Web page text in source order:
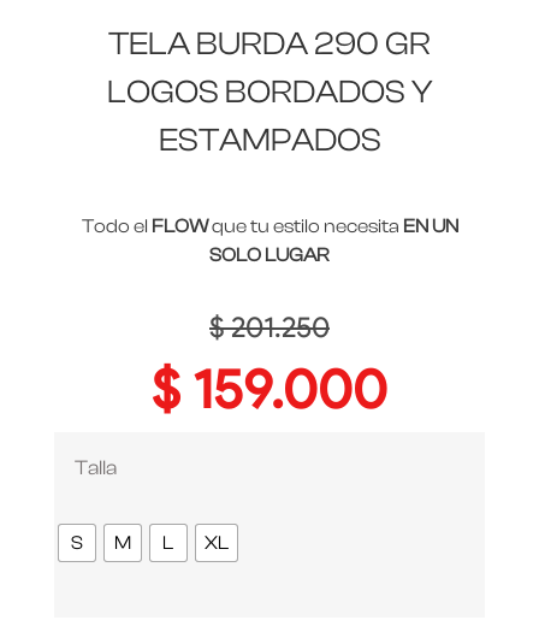
TELA BURDA 290 GR
LOGOS BORDADOS Y
ESTAMPADOS
Todo el FLOWque tu estilo necesita EN UN
SOLO LUGAR
$201.250
$ 159.000
Talla
S M L XL